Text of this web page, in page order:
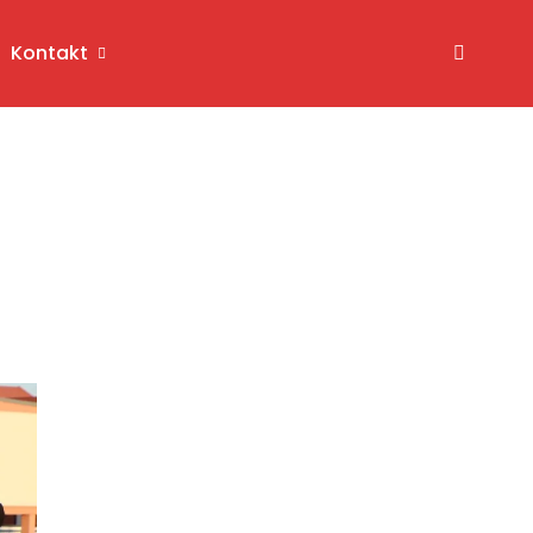
Kontakt